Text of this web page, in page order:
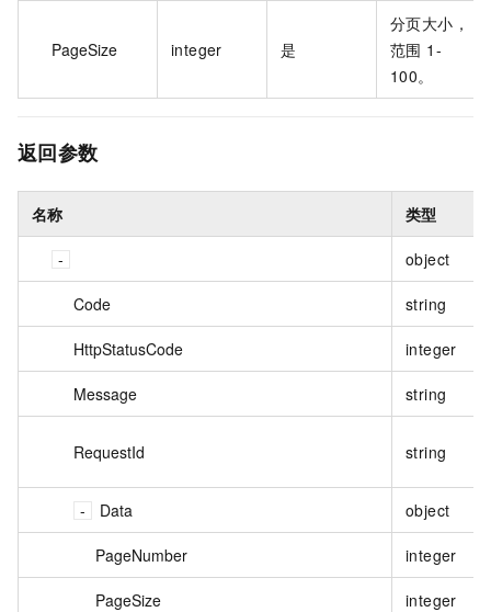
PageSize integer 是
分页大小，
范围 1-
100。
返回参数
名称 类型
object
Code string
HttpStatusCode integer
Message string
RequestId string
Data object
PageNumber integer
PageSize integer